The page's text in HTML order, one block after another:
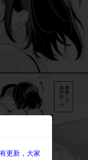
更新，大家